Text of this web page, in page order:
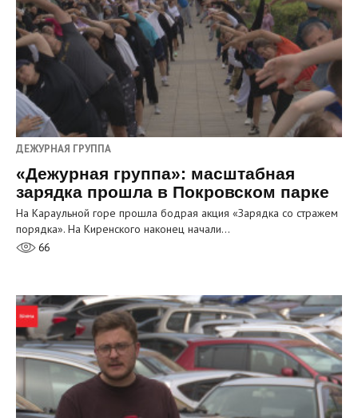
ДЕЖУРНАЯ ГРУППА
«Дежурная группа»: масштабная
зарядка прошла в Покровском парке
На Караульной горе прошла бодрая акция «Зарядка со стражем
порядка». На Киренского наконец начали…
66